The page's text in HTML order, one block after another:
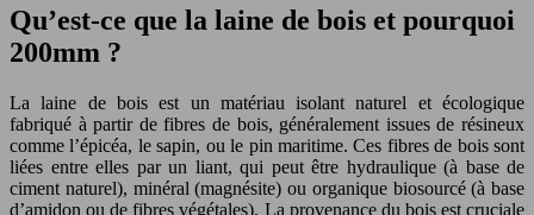
Qu’est-ce que la laine de bois et pourquoi
200mm ?
La laine de bois est un matériau isolant naturel et écologique
fabriqué à partir de fibres de bois, généralement issues de résineux
comme l’épicéa, le sapin, ou le pin maritime. Ces fibres de bois sont
liées entre elles par un liant, qui peut être hydraulique (à base de
ciment naturel), minéral (magnésite) ou organique biosourcé (à base
d’amidon ou de fibres végétales). La provenance du bois est cruciale